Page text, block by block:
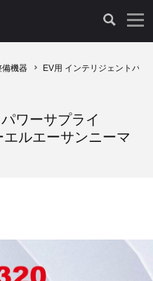
備機器 EV用 インテリジェントパ
ワーサプライ
ルエーサンニーマ